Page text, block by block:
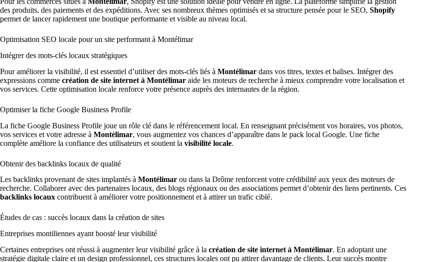
des produits, des paiements et des expéditions. Avec ses nombreux thèmes optimisés et sa structure pensée pour le SEO, Shopify
permet de lancer rapidement une boutique performante et visible au niveau local.
Optimisation SEO locale pour un site performant à Montélimar
Intégrer des mots-clés locaux stratégiques
Pour améliorer la visibilité, il est essentiel d’utiliser des mots-clés liés à Montélimar dans vos titres, textes et balises. Intégrer des
expressions comme création de site internet à Montélimar aide les moteurs de recherche à mieux comprendre votre localisation et
vos services. Cette optimisation locale renforce votre présence auprès des internautes de la région.
Optimiser la fiche Google Business Profile
La fiche Google Business Profile joue un rôle clé dans le référencement local. En renseignant précisément vos horaires, vos photos,
vos services et votre adresse à Montélimar, vous augmentez vos chances d’apparaître dans le pack local Google. Une fiche
complète améliore la confiance des utilisateurs et soutient la visibilité locale.
Obtenir des backlinks locaux de qualité
Les backlinks provenant de sites implantés à Montélimar ou dans la Drôme renforcent votre crédibilité aux yeux des moteurs de
recherche. Collaborer avec des partenaires locaux, des blogs régionaux ou des associations permet d’obtenir des liens pertinents. Ces
backlinks locaux contribuent à améliorer votre positionnement et à attirer un trafic ciblé.
Études de cas : succès locaux dans la création de sites
Entreprises montiliennes ayant boosté leur visibilité
Certaines entreprises ont réussi à augmenter leur visibilité grâce à la création de site internet à Montélimar. En adoptant une
stratégie digitale claire et un design professionnel, ces structures locales ont pu attirer davantage de clients. Leur succès montre